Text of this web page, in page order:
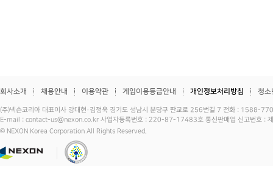
회사소개 채용안내 이용약관 게임이용등급안내 개인정보처리방침 청소
(주)넥슨코리아 대표이사 강대현·김정욱 경기도 성남시 분당구 판교로 256번길 7 전화 :
E-mail : contact-us@nexon.co.kr 사업자등록번호 : 220-87-17483호 통신판매업 신고번호 :
© NEXON Korea Corporation All Rights Reserved.